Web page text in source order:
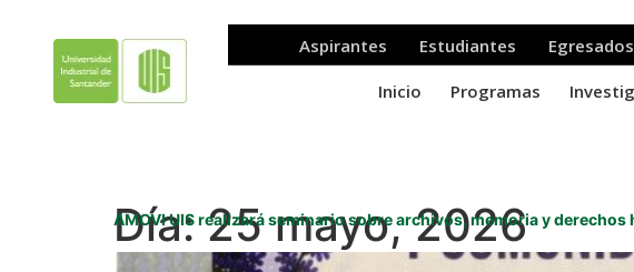
Día:25 mayo, 2026
AMOVI UIS realizará seminario sobre archivos, memoria y